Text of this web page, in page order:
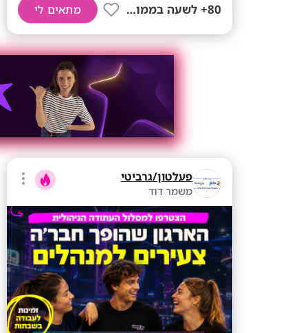
80+ לשעה בממוצע מתאים לי
פעלטון/גרביטי
משמר דוד